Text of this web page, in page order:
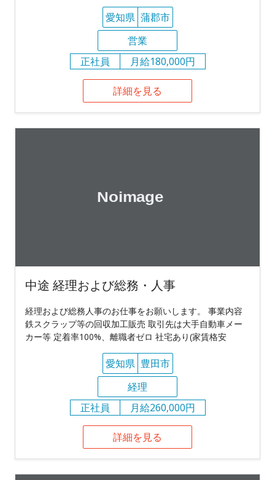
愛知県 蒲郡市
営業
正社員
月給180,000円
詳細を見る
中途 経理および総務・人事
経理および総務人事のお仕事をお願いします。 事業内容
鉄スクラップ等の回収加工販売 取引先は大手自動車メー
カー等 定着率100%、離職者ゼロ 社宅あり(家賃格安
愛知県 豊田市
経理
正社員
月給260,000円
詳細を見る